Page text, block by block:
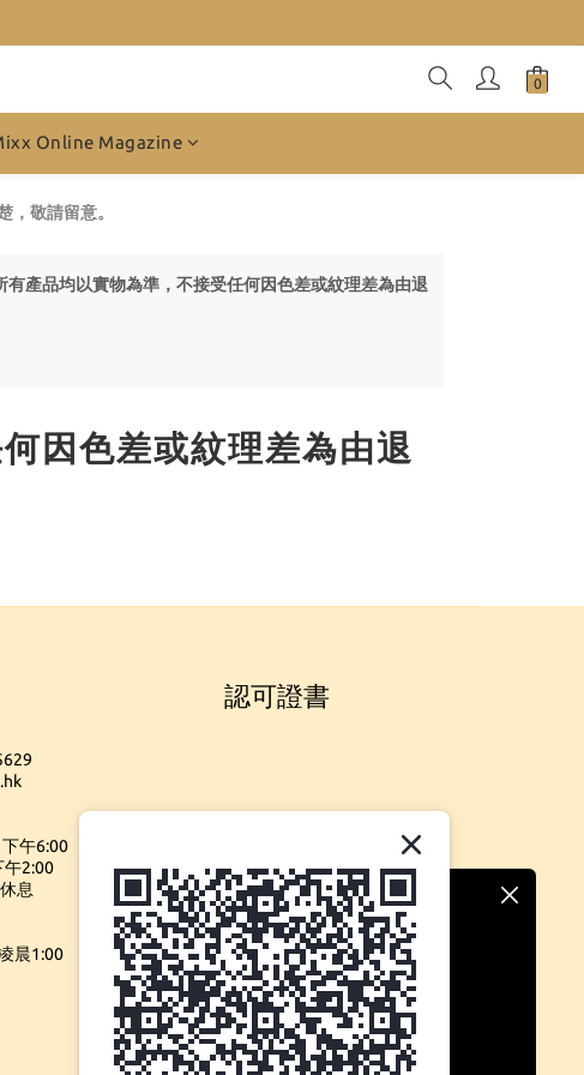
Online Magazine
敬請留意。
產品均以實物為準，不接受任何因色差或紋理差為由退
因色差或紋理差為由退
午6:00
午2:00
息
晨1:00
認可證書